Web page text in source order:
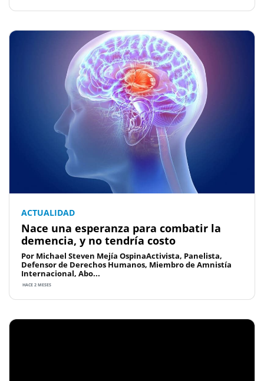
ACTUALIDAD
Nace una esperanza para combatir la
demencia, y no tendría costo
Por Michael Steven Mejía OspinaActivista, Panelista,
Defensor de Derechos Humanos, Miembro de Amnistía
Internacional, Abo...
HACE 2 MESES